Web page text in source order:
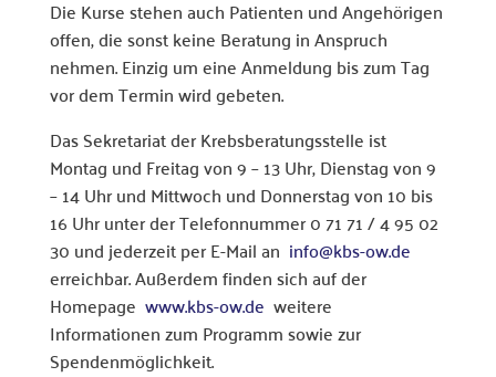
Die Kurse stehen auch Patienten und Angehörigen
offen, die sonst keine Beratung in Anspruch
nehmen. Einzig um eine Anmeldung bis zum Tag
vor dem Termin wird gebeten.
Das Sekretariat der Krebsberatungsstelle ist
Montag und Freitag von 9 – 13 Uhr, Dienstag von 9
– 14 Uhr und Mittwoch und Donnerstag von 10 bis
16 Uhr unter der Telefonnummer 0 71 71 / 4 95 02
30 und jederzeit per E-Mail an info@kbs-ow.de
erreichbar. Außerdem finden sich auf der
Homepage www.kbs-ow.de weitere
Informationen zum Programm sowie zur
Spendenmöglichkeit.